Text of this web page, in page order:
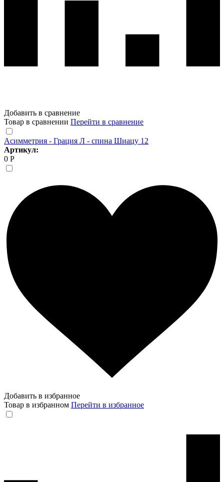
Добавить в сравнение
Товар в сравнении Перейти в сравнение
Асимметрия - Грация Л - спина Шиацу 12
Артикул:
0 Р
Добавить в избранное
Товар в избранном Перейти в избранное